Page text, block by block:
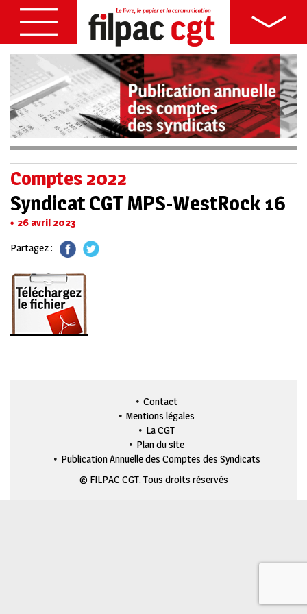
Comptes 2022
Syndicat CGT MPS-WestRock 16
26 avril 2023
Partagez :
Contact
Mentions légales
La CGT
Plan du site
Publication Annuelle des Comptes des Syndicats
© FILPAC CGT. Tous droits réservés